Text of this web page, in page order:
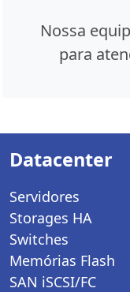
Nossa
para
Datacenter
Servidores
Storages HA
Switches
Memórias Flash
SAN iSCSI/FC